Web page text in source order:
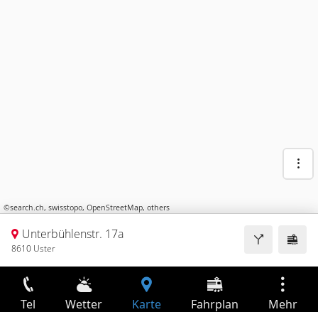
©search.ch, swisstopo, OpenStreetMap, others
Unterbühlenstr. 17a
8610 Uster
Tel Wetter Karte Fahrplan Mehr